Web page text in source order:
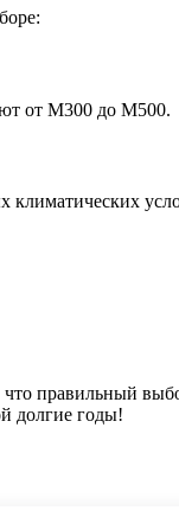
от М300 до М500.
климатических
правильный
долгие годы!